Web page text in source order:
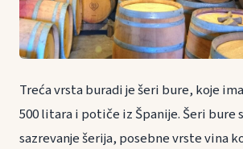
Treća vrsta buradi je šeri bure, koje
500 litara i potiče iz Španije. Šeri bure
sazrevanje šerija, posebne vrste vina